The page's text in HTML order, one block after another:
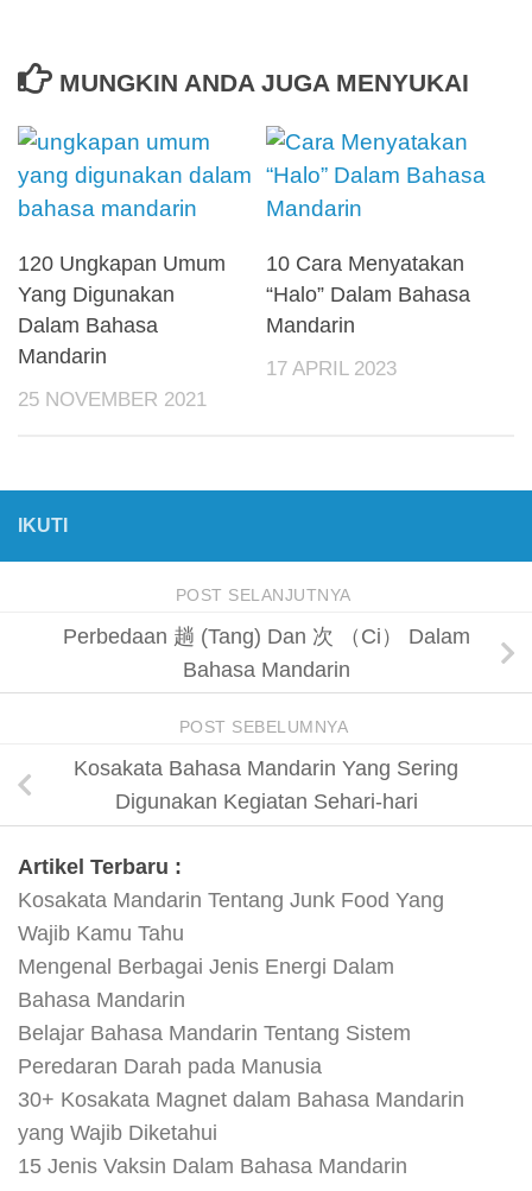
MUNGKIN ANDA JUGA MENYUKAI
120 Ungkapan Umum
Yang Digunakan
Dalam Bahasa
Mandarin
25 NOVEMBER 2021
10 Cara Menyatakan
“Halo” Dalam Bahasa
Mandarin
17 APRIL 2023
IKUTI
POST SELANJUTNYA
Perbedaan 趟 (Tang) Dan 次 （Ci） Dalam
Bahasa Mandarin
POST SEBELUMNYA
Kosakata Bahasa Mandarin Yang Sering
Digunakan Kegiatan Sehari-hari
Artikel Terbaru :
Kosakata Mandarin Tentang Junk Food Yang
Wajib Kamu Tahu
Mengenal Berbagai Jenis Energi Dalam
Bahasa Mandarin
Belajar Bahasa Mandarin Tentang Sistem
Peredaran Darah pada Manusia
30+ Kosakata Magnet dalam Bahasa Mandarin
yang Wajib Diketahui
15 Jenis Vaksin Dalam Bahasa Mandarin